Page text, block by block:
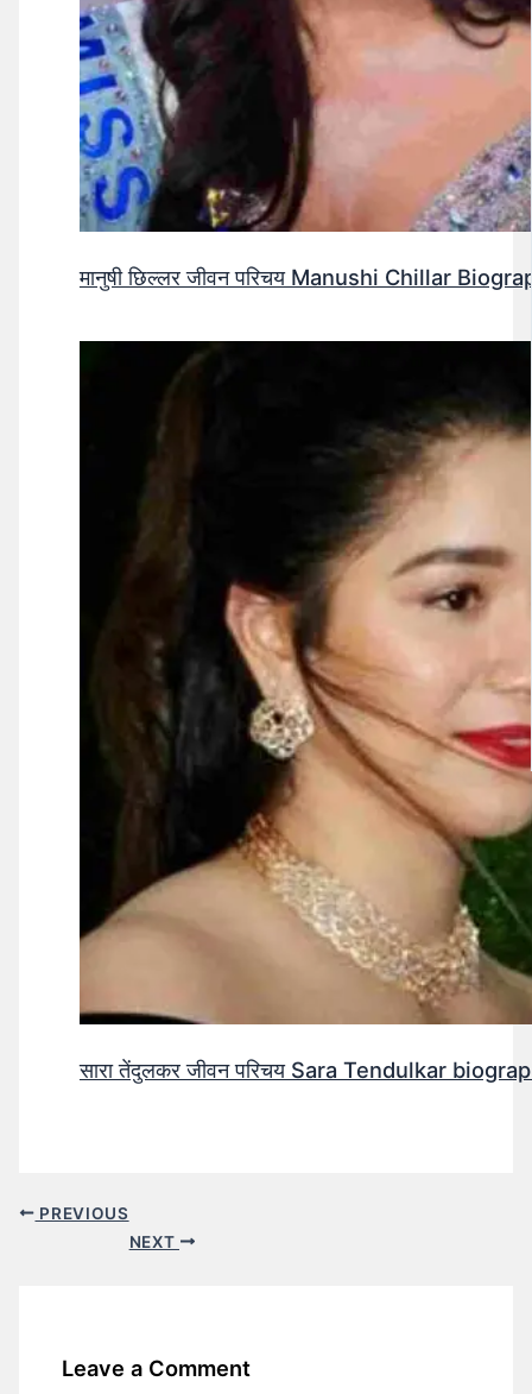
मानुषी छिल्लर जीवन परिचय Manushi Chillar
सारा तेंदुलकर जीवन परिचय Sara Tendulkar
PREVIOUS
NEXT
Leave a Comment